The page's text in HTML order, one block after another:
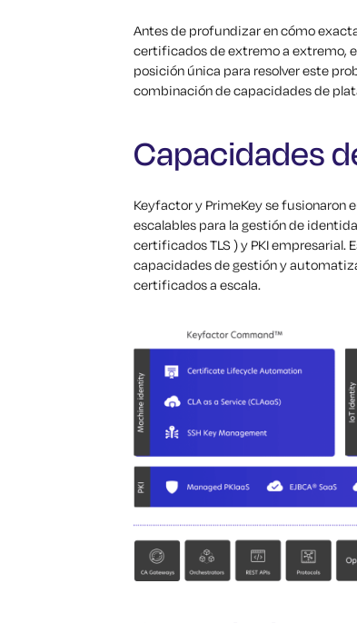
Antes de profundizar en cómo
certificados de extremo a extremo,
posición única para resolver este
combinación de capacidades de
Capacidades
Keyfactor y PrimeKey se fusionaron
escalables para la gestión de
certificados TLS ) y PKI
capacidades de gestión y
certificados a escala.